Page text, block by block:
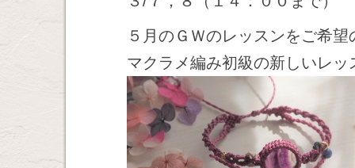
５月のＧＷのレッスンをご希
マクラメ編み初級の新しいレ